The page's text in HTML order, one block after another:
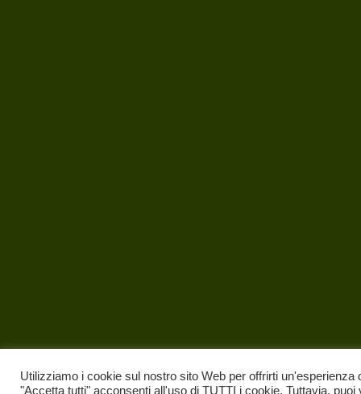
Utilizziamo i cookie sul nostro sito Web per offrirti
"Accetta tutti" acconsenti all'uso di TUTTI i cookie. Tuttavia,